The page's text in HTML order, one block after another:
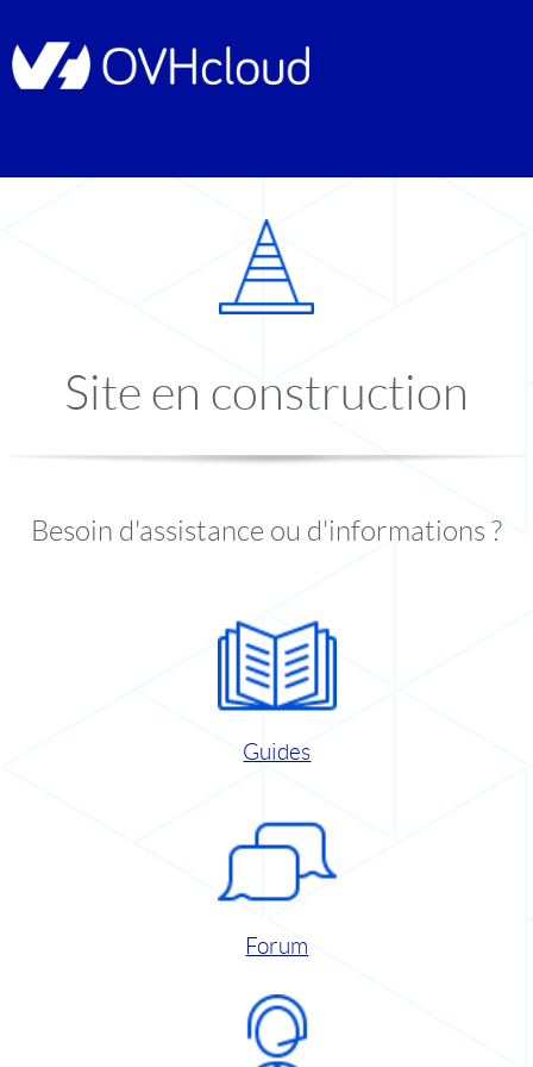
Site en construction
Besoin d'assistance ou d'informations ?
Guides
Forum